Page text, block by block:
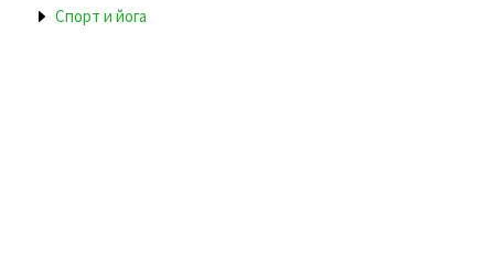
Спорт и йога